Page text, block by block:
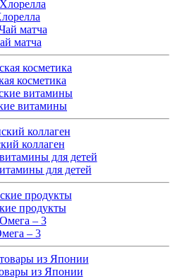
матча
косметика
витамины
коллаген
для детей
продукты
– 3
из Японии